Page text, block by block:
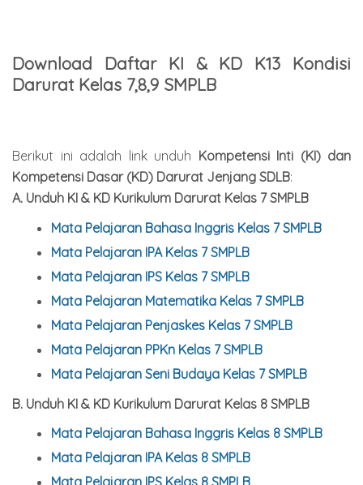
Download Daftar KI & KD K13 Kondisi
Darurat Kelas 7,8,9 SMPLB
Berikut ini adalah link unduh Kompetensi Inti (KI) dan
Kompetensi Dasar (KD) Darurat Jenjang SDLB:
A. Unduh KI & KD Kurikulum Darurat Kelas 7 SMPLB
Mata Pelajaran Bahasa Inggris Kelas 7 SMPLB
Mata Pelajaran IPA Kelas 7 SMPLB
Mata Pelajaran IPS Kelas 7 SMPLB
Mata Pelajaran Matematika Kelas 7 SMPLB
Mata Pelajaran Penjaskes Kelas 7 SMPLB
Mata Pelajaran PPKn Kelas 7 SMPLB
Mata Pelajaran Seni Budaya Kelas 7 SMPLB
B. Unduh KI & KD Kurikulum Darurat Kelas 8 SMPLB
Mata Pelajaran Bahasa Inggris Kelas 8 SMPLB
Mata Pelajaran IPA Kelas 8 SMPLB